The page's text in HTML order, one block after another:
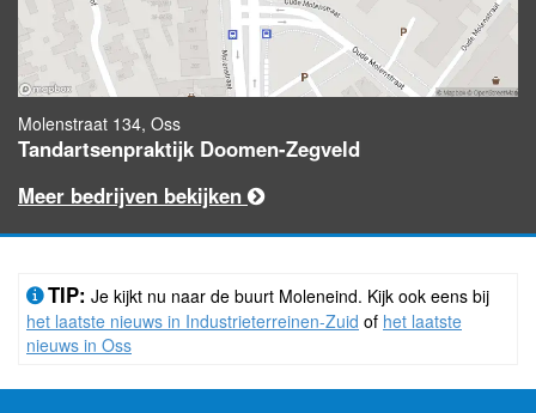
Molenstraat 134, Oss
Tandartsenpraktijk Doomen-Zegveld
Meer bedrijven bekijken
TIP: Je kijkt nu naar de buurt Moleneind. Kijk ook eens bij
het laatste nieuws in Industrieterreinen-Zuid of het laatste
nieuws in Oss